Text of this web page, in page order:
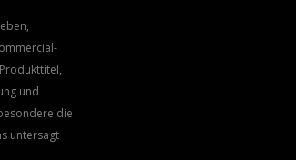
und
die
untersagt